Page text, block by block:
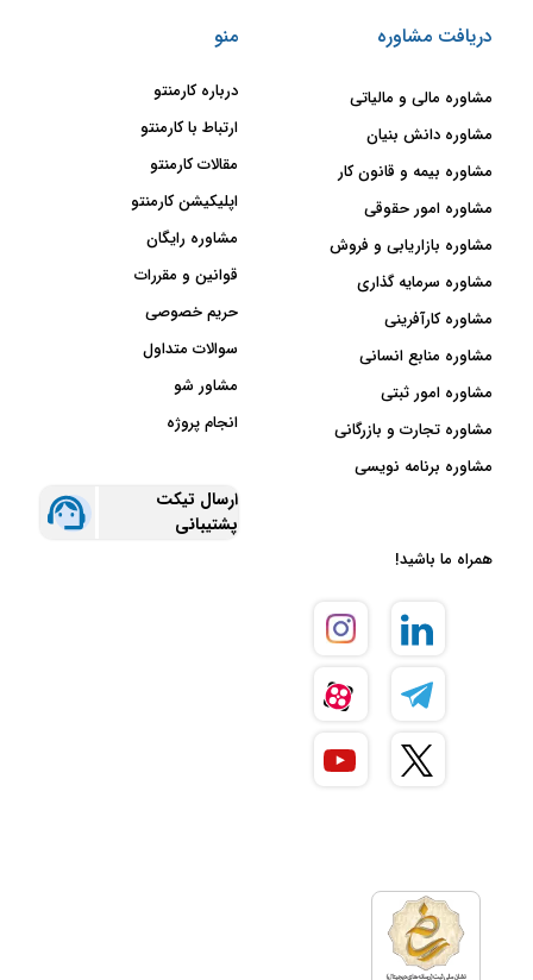
دریافت مشاوره
مشاوره مالی و مالیاتی
مشاوره دانش بنیان
مشاوره بیمه و قانون کار
مشاوره امور حقوقی
مشاوره بازاریابی و فروش
مشاوره سرمایه گذاری
مشاوره کارآفرینی
مشاوره منابع انسانی
مشاوره امور ثبتی
مشاوره تجارت و بازرگانی
مشاوره برنامه نویسی
منو
درباره کارمنتو
ارتباط با کارمنتو
مقالات کارمنتو
اپلیکیشن کارمنتو
مشاوره رایگان
قوانین و مقررات
حریم خصوصی
سوالات متداول
مشاور شو
انجام پروژه
ارسال تیکت
پشتیبانی
همراه ما باشید!